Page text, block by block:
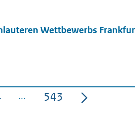
Wettbewerbs
Pagina
543